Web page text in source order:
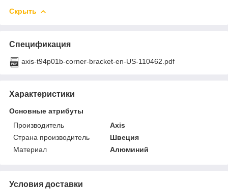
Скрыть
Спецификация
axis-t94p01b-corner-bracket-en-US-110462.pdf
Характеристики
Основные атрибуты
Производитель
Axis
Страна производитель
Швеция
Материал
Алюминий
Условия доставки